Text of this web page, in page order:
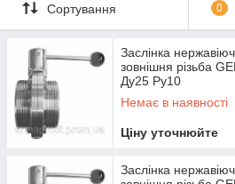
Сортування 0
Заслінка
зовнішня різьба
Ду25 Ру10
Немає в наявності
Ціну уточнюйте
Заслінка